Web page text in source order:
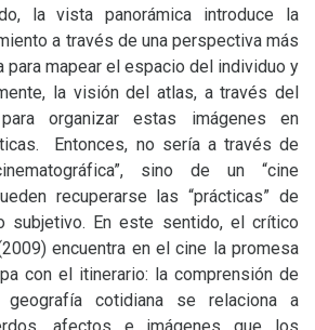
la vista panorámica introduce la
a través de una perspectiva más
para mapear el espacio del individuo y
la visión del atlas, a través del
organizar estas imágenes en
Entonces, no sería a través de
sino de un “cine
recuperarse las “prácticas” de
subjetivo. En este sentido, el crítico
encuentra en el cine la promesa
con el itinerario: la comprensión de
cotidiana se relaciona a